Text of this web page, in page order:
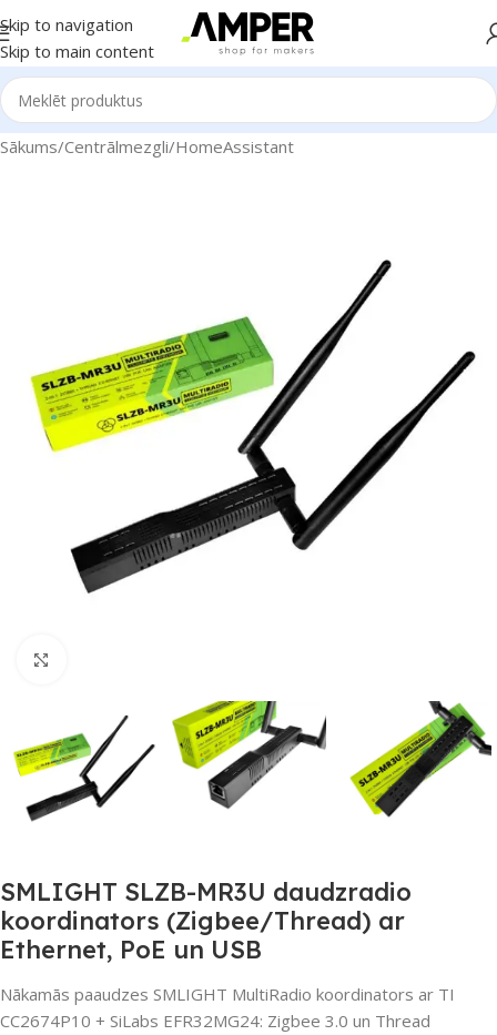
Skip to navigation
Skip to main content
Sākums/Centrālmezgli/HomeAssistant
SMLIGHT SLZB-MR3U daudzradio
koordinators (Zigbee/Thread) ar
Ethernet, PoE un USB
Nākamās paaudzes SMLIGHT MultiRadio koordinators ar TI
CC2674P10 + SiLabs EFR32MG24: Zigbee 3.0 un Thread